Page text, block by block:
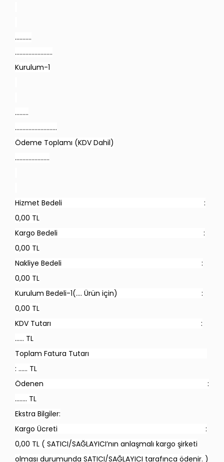
………..
…………………….
Kurulum-1
………
……………………….
Ödeme Toplamı (KDV Dahil)
…………………..
Hizmet Bedeli :
0,00 TL
Kargo Bedeli :
0,00 TL
Nakliye Bedeli :
0,00 TL
Kurulum Bedeli-1(…. Ürün için) :
0,00 TL
KDV Tutarı :
…… TL
Toplam Fatura Tutarı
: …… TL
Ödenen :
…….. TL
Ekstra Bilgiler:
Kargo Ücreti :
0,00 TL ( SATICI/SAĞLAYICI’nın anlaşmalı kargo şirketi
olması durumunda SATICI/SAĞLAYICI tarafınca ödenir. )